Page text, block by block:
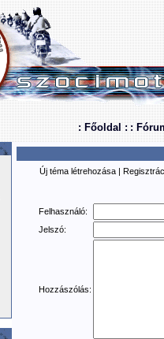
: Főoldal : :
Új téma létrehozása |
Felhasználó:
Jelszó:
Hozzászólás: